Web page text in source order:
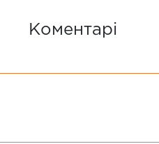
Коментарі